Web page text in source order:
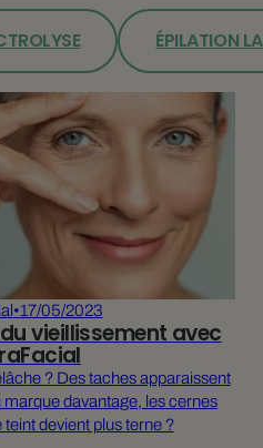
ÉPILATION
•17/05/2023
vieillissement avec
? Des taches apparaissent
davantage, les cernes
teint devient plus terne ?